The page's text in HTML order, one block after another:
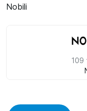
Nobili
109